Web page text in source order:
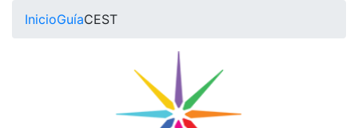
InicioGuíaCEST